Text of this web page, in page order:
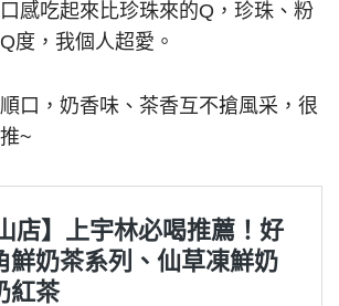
感吃起來比珍珠來的Q，珍珠、粉
度，我個人超愛。
口，奶香味、茶香互不搶風采，很
~